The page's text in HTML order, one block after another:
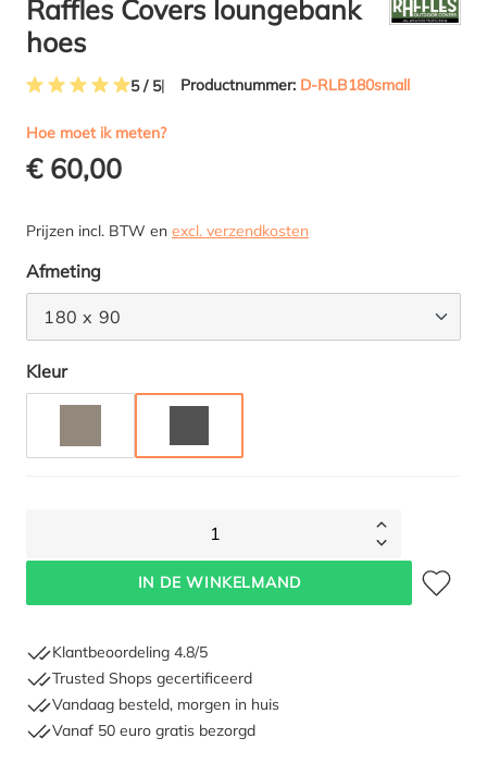
Raffles Covers loungebank
hoes
5 / 5 Productnummer: D-RLB180small
Hoe moet ik meten?
€ 60,00
Prijzen incl. BTW en excl. verzendkosten
Selecteer
Afmeting
180 x 90
Selecteer
Kleur
1
IN DE WINKELMAND
Klantbeoordeling 4.8/5
Trusted Shops gecertificeerd
Vandaag besteld, morgen in huis
Vanaf 50 euro gratis bezorgd